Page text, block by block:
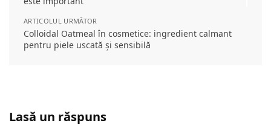
ARTICOLUL URMĂTOR
Colloidal Oatmeal în cosmetice: ingredient calmant
pentru piele uscată și sensibilă
Lasă un răspuns